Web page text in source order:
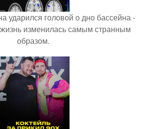
ударился головой о дно бассейна -
жизнь изменилась самым странным
образом.